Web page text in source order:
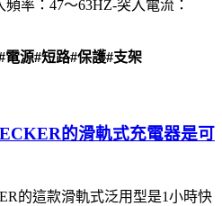
頻率：47〜63HZ-突入電流：
電源#短路#保護#支架
的滑軌式充電器是可
的這款滑軌式泛用型是1小時快